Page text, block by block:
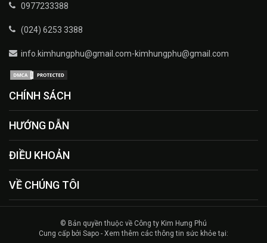
0977233388
(024) 6253 3388
info.kimhungphu@gmail.com-kimhungphu@gmail.com
CHÍNH SÁCH
HƯỚNG DẪN
ĐIỀU KHOẢN
VỀ CHÚNG TÔI
© Bản quyền thuộc về Công ty Kim Hưng Phú
Cung cấp bởi Sapo - Xem thêm các thông tin sức khỏe tại: